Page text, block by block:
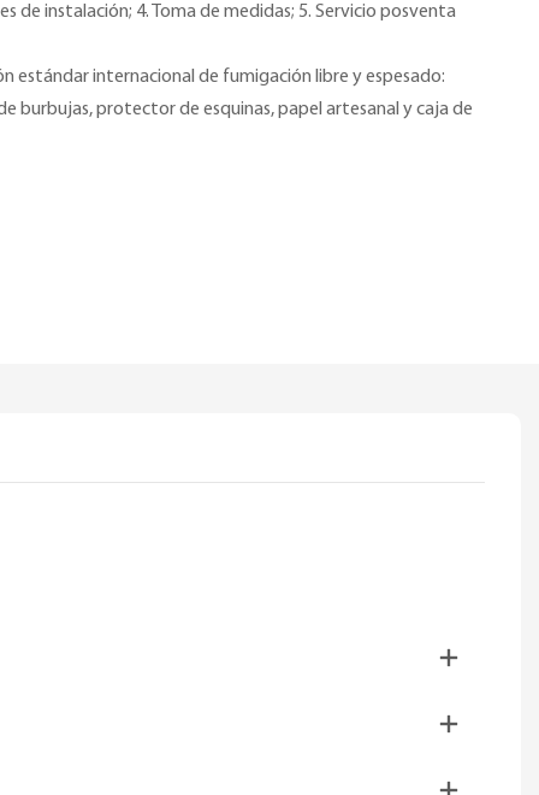
de instalación; 4. Toma de medidas; 5. Servicio posventa
estándar internacional de fumigación libre y espesado:
burbujas, protector de esquinas, papel artesanal y caja de